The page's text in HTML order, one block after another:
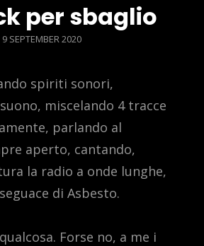
per sbaglio
POSTED
9 SEPTEMBER 2020
spiriti sonori,
miscelando 4 tracce
parlando al
aperto, cantando,
la radio a onde lunghe,
di Asbesto.
Forse no, a me i